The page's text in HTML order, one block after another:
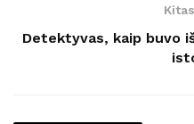
Detektyvas, kaip buvo